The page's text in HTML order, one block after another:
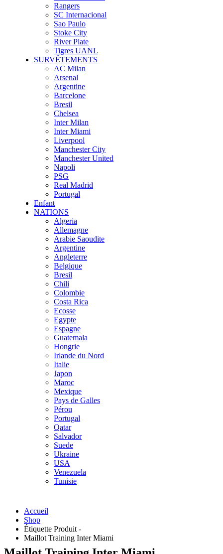
Rangers
SC Internacional
Sao Paulo
Stoke City
River Plate
Tigres UANL
SURVÊTEMENTS
AC Milan
Arsenal
Argentine
Barcelone
Bresil
Chelsea
Inter Milan
Inter Miami
Liverpool
Manchester City
Manchester United
Napoli
PSG
Real Madrid
Portugal
Enfant
NATIONS
Algeria
Allemagne
Arabie Saoudite
Argentine
Angleterre
Belgique
Bresil
Chili
Colombie
Costa Rica
Ecosse
Egypte
Espagne
Guatemala
Hongrie
Irlande du Nord
Italie
Japon
Maroc
Mexique
Pays de Galles
Pérou
Portugal
Qatar
Salvador
Suede
Ukraine
USA
Venezuela
Tunisie
Accueil
Shop
Étiquette Produit -
Maillot Training Inter Miami